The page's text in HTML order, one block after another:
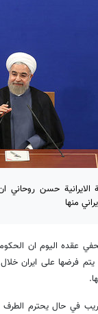
الايرانية حسن
منها
اليوم ان الحكومة
فرضها على ايران
في حال يحترم الطرف